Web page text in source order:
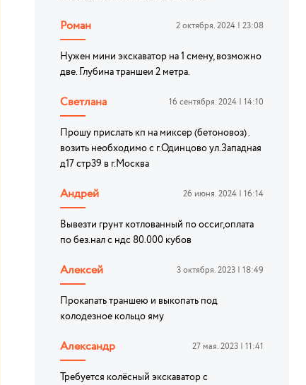
Роман 2 октября. 2024 | 23:08
Нужен мини экскаватор на 1 смену, возможно
две. Глубина траншеи 2 метра.
Светлана 16 сентября. 2024 | 14:10
Прошу прислать кп на миксер (бетоновоз) .
возить необходимо с г.Одинцово ул.Западная
д17 стр39 в г.Москва
Андрей 26 июня. 2024 | 16:14
Вывезти грунт котлованный по оссиг,оплата
по без.нал с ндс 80.000 кубов
Алексей 3 октября. 2023 | 18:49
Прокапать траншею и выкопать под
колодезное кольцо яму
Александр 27 мая. 2023 | 11:41
Требуется колёсный экскаватор с